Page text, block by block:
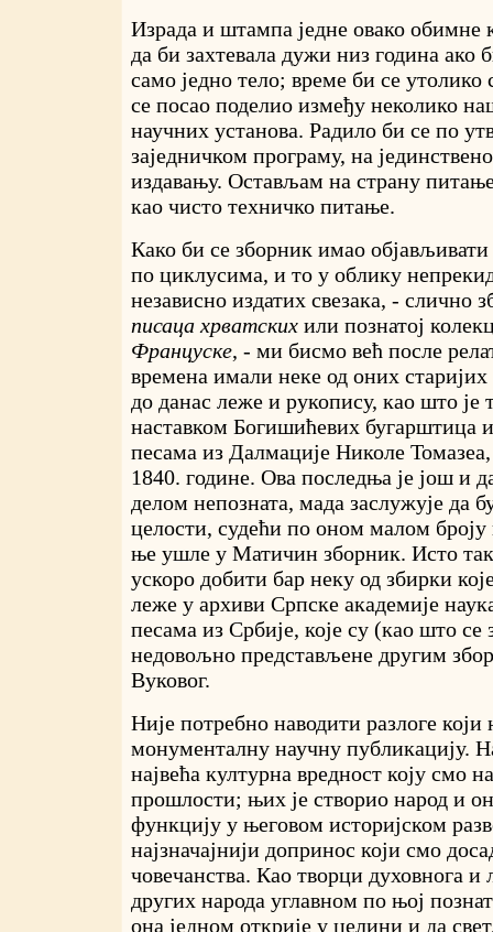
Израда и штампа једне овако обимне
да би захтевала дужи низ година ако
само једно тело; време би се утолико
се посао поделио између неколико
научних установа. Радило би се по
заједничком програму, на
издавању. Остављам на страну
као чисто техничко питање.
Како би се зборник имао
по циклусима, и то у облику
независно издатих свезака, - слично
писаца хрватских или познатој
Француске, - ми бисмо већ после
времена имали неке од оних старијих
до данас леже и рукопису, као што је
наставком Богишићевих бугарштица
песама из Далмације Николе
1840. године. Ова последња је још и
делом непозната, мада заслужује да
целости, судећи по оном малом броју
ње ушле у Матичин зборник. Исто
ускоро добити бар неку од збирки
леже у архиви Српске академије
песама из Србије, које су (као што се
недовољно представљене другим
Вуковог.
Није потребно наводити разлоге који
монументалну научну публикацију.
највећа културна вредност коју смо
прошлости; њих је створио народ и
функцију у његовом историјском
најзначајнији допринос који смо
човечанства. Као творци духовнога и
других народа углавном по њој
она једном открије у целини и да